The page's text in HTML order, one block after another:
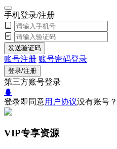
手机登录/注册
发送验证码
账号注册 账号密码登录
登录/注册
第三方账号登录
登录即同意用户协议没有账号？
VIP专享资源